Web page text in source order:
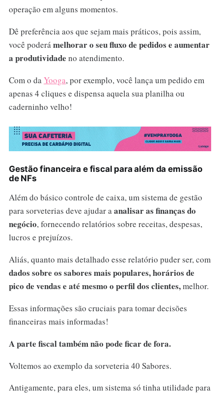
operação em alguns momentos.
Dê preferência aos que sejam mais práticos, pois assim,
você poderámelhorar o seu fluxo de pedidos e aumentar
a produtividade no atendimento.
Com o daYooga, por exemplo, você lança um pedido em
apenas 4 cliques e dispensa aquela sua planilha ou
caderninho velho!
Gestão financeira e fiscal para além da emissão
de NFs
Além do básico controle de caixa, um sistema de gestão
para sorveterias deve ajudar aanalisar as finanças do
negócio, fornecendo relatórios sobre receitas, despesas,
lucros e prejuízos.
Aliás, quanto mais detalhado esse relatório puder ser, com
dados sobre os sabores mais populares, horários de
pico de vendas e até mesmo o perfil dos clientes,melhor.
Essas informações são cruciais para tomar decisões
financeiras mais informadas!
A parte fiscal também não pode ficar de fora.
Voltemos ao exemplo da sorveteria 40 Sabores.
Antigamente, para eles, um sistema só tinha utilidade para